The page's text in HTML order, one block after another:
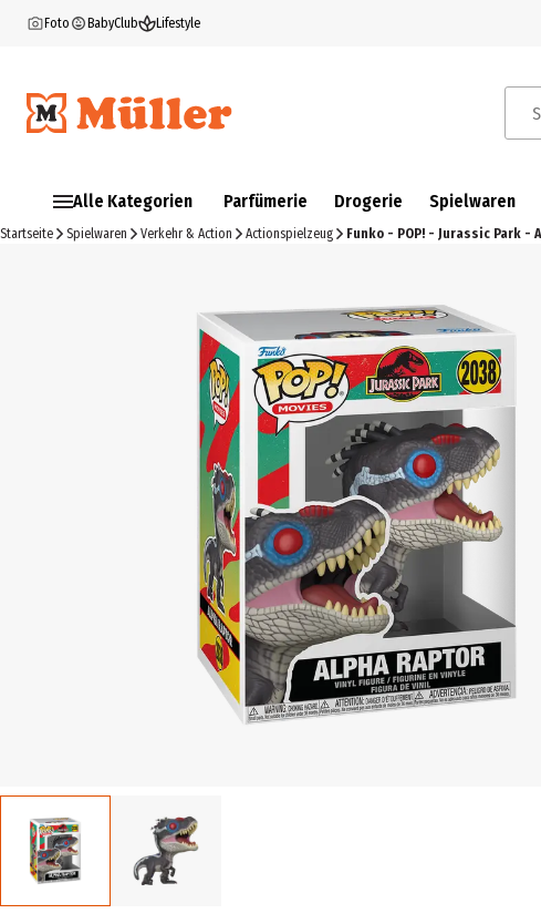
Foto BabyClub Lifestyle
Alle Kategorien Parfümerie Drogerie Spielwaren
Startseite Spielwaren Verkehr & Action Actionspielzeug Funko - POP! - Jurassic Park -